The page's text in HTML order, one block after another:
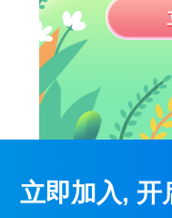
立即加入, 开